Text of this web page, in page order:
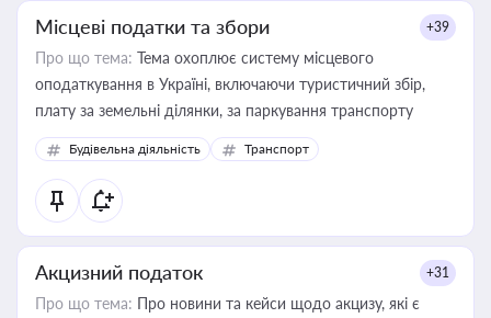
Місцеві податки та збори +39
Про що тема: Тема охоплює систему місцевого
оподаткування в Україні, включаючи туристичний збір,
плату за земельні ділянки, за паркування транспорту
Будівельна діяльність Транспорт
Акцизний податок +31
Про що тема: Про новини та кейси щодо акцизу, які є